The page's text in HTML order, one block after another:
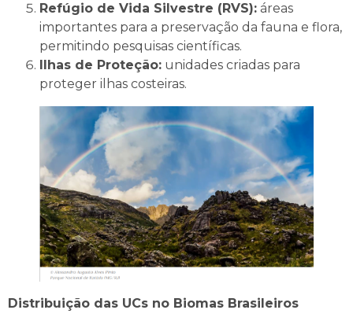
Refúgio de Vida Silvestre (RVS): áreas
importantes para a preservação da fauna e flora,
permitindo pesquisas científicas.
Ilhas de Proteção: unidades criadas para
proteger ilhas costeiras.
Distribuição das UCs no Biomas Brasileiros